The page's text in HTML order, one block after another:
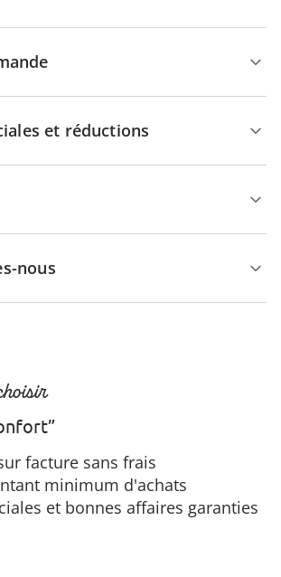
et réductions
nous
facture sans frais
minimum d'achats
et bonnes affaires garanties